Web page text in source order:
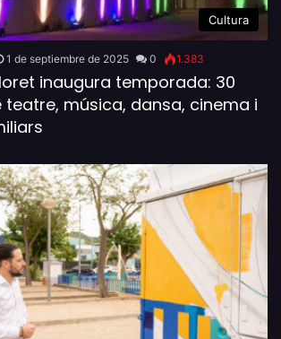
Cultura
1 de septiembre de 2025 0 1.383
inaugura temporada: 30
música, dansa, cinema i